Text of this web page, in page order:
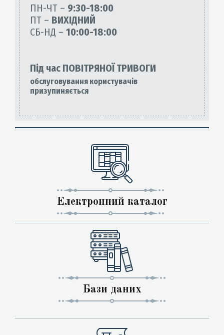
ПН-ЧТ – 9:30-18:00
ПТ – ВИХІДНИЙ
СБ-НД – 10:00-18:00
Під час ПОВІТРЯНОЇ ТРИВОГИ
обслуговування користувачів
призупиняється
Електронний каталог
Бази даних